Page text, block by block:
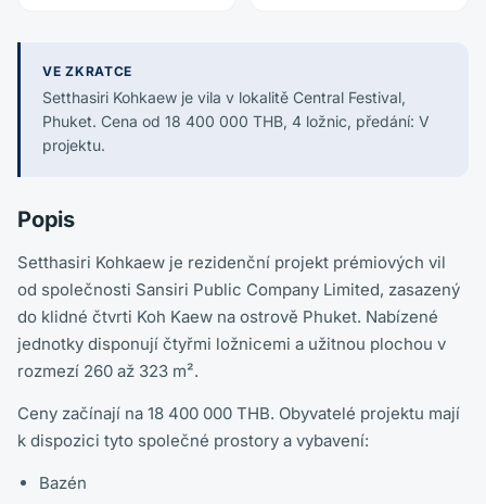
VE ZKRATCE
Setthasiri Kohkaew je vila v lokalitě Central Festival,
Phuket. Cena od 18 400 000 THB, 4 ložnic, předání: V
projektu.
Popis
Setthasiri Kohkaew je rezidenční projekt prémiových vil
od společnosti Sansiri Public Company Limited, zasazený
do klidné čtvrti Koh Kaew na ostrově Phuket. Nabízené
jednotky disponují čtyřmi ložnicemi a užitnou plochou v
rozmezí 260 až 323 m².
Ceny začínají na 18 400 000 THB. Obyvatelé projektu mají
k dispozici tyto společné prostory a vybavení:
Bazén